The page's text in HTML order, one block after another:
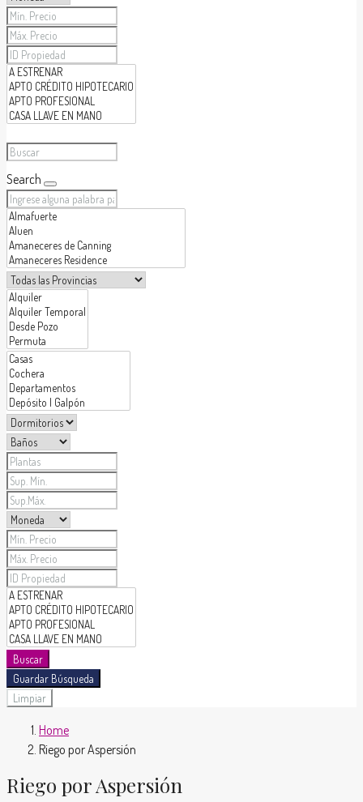
Search
Buscar
Guardar Búsqueda
Limpiar
Home
Riego por Aspersión
Riego por Aspersión